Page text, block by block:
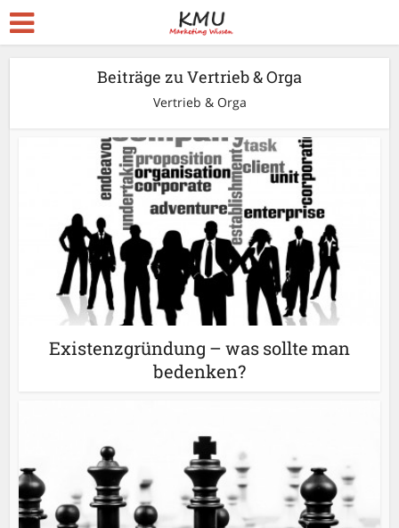
Beiträge zu Vertrieb & Orga
Vertrieb & Orga
Existenzgründung – was sollte man
bedenken?